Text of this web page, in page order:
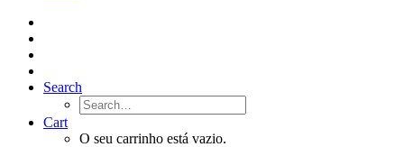
Search
Cart
O seu carrinho está vazio.